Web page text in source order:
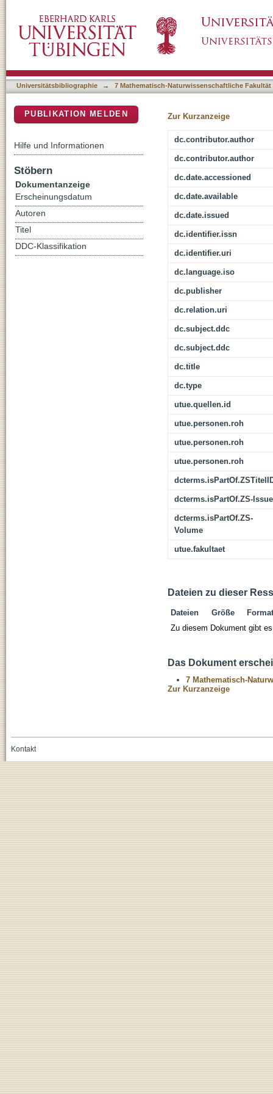
Universitätsbibliographie → 7 Mathematisch-Naturwissenschaftliche Fakultät
Zur Kurzanzeige
dc.contributor.author
dc.contributor.author
dc.date.accessioned
dc.date.available
dc.date.issued
dc.identifier.issn
dc.identifier.uri
dc.language.iso
dc.publisher
dc.relation.uri
dc.subject.ddc
dc.subject.ddc
dc.title
dc.type
utue.quellen.id
utue.personen.roh
utue.personen.roh
utue.personen.roh
dcterms.isPartOf.ZS-Issue
dcterms.isPartOf.ZS-
Volume
utue.fakultaet
Dateien zu dieser
Dateien Größe
Format
Zu diesem Dokument gibt
Das Dokument
7 Mathematisch-
Zur Kurzanzeige
PUBLIKATION MELDEN
Hilfe und Informationen
Stöbern
Dokumentanzeige
Erscheinungsdatum
Autoren
Titel
DDC-Klassifikation
Kontakt